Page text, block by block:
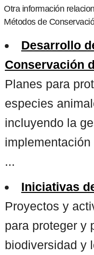
Otra información
Métodos de
Desarrollo
Conservación
Planes para
especies
incluyendo la
...
Iniciativas
Proyectos y
para proteger y
biodiversidad y